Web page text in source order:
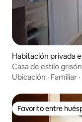
Habitación privada
Casa de estilo
Ubicación · Familiar ·
Favorito entre
Favorito entre